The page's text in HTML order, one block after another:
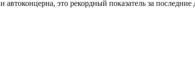
автоконцерна, это рекордный показатель за